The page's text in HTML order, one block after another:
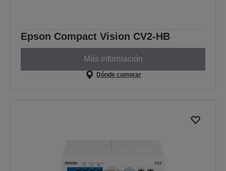
Epson Compact Vision CV2-HB
Más información
Dónde comprar